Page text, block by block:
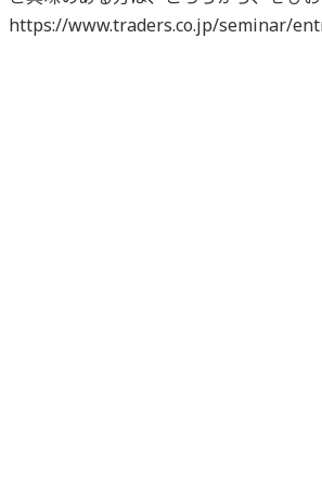
https://www.traders.co.jp/seminar/